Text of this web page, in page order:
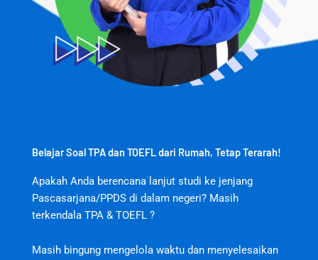
Belajar Soal TPA dan TOEFL dari Rumah, Tetap Terarah!
Apakah Anda berencana lanjut studi ke jenjang
Pascasarjana/PPDS di dalam negeri? Masih
terkendala TPA & TOEFL ?
Masih bingung mengelola waktu dan menyelesaikan